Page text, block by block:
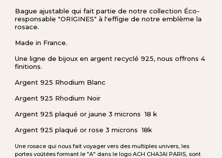
Bague ajustable qui fait partie de notre collection Éco-
responsable "ORIGINES" à l'effigie de notre emblème la
rosace.
Made in France.
Une ligne de bijoux en argent recyclé 925, nous offrons 4
finitions.
Argent 925 Rhodium Blanc
Argent 925 Rhodium Noir
Argent 925 plaqué or jaune 3 microns 18 k
Argent 925 plaqué or rose 3 microns 18k
Une rosace qui nous fait voyager vers des multiples univers, les
portes voûtées formant le "A" dans le logo ACH CHAJAI PARIS, sont